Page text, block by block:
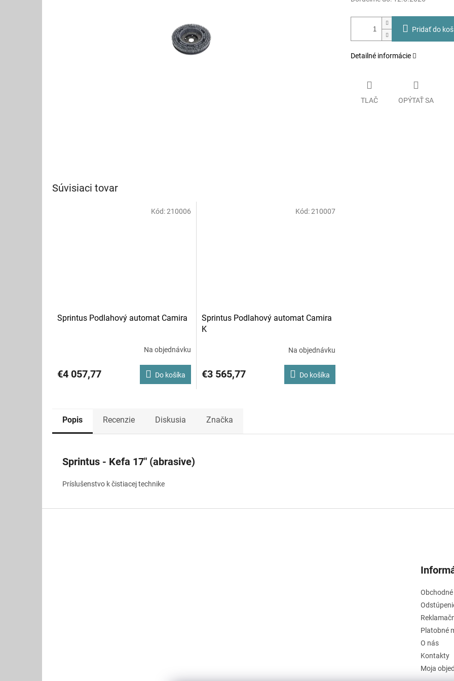
Pridať do
Detailné informácie
TLAČ OPÝTAŤ SA
Súvisiaci tovar
Sprintus Podlahový automat Camira
Na objednávku
€4 057,77 Do košíka
Kód:210006
Sprintus Podlahový automat Camira
K
Na objednávku
€3 565,77 Do košíka
Kód:210007
Popis Recenzie Diskusia Značka
Sprintus - Kefa 17" (abrasive)
Príslušenstvo k čistiacej technike
Platobné
O nás
Kontakty
Moja